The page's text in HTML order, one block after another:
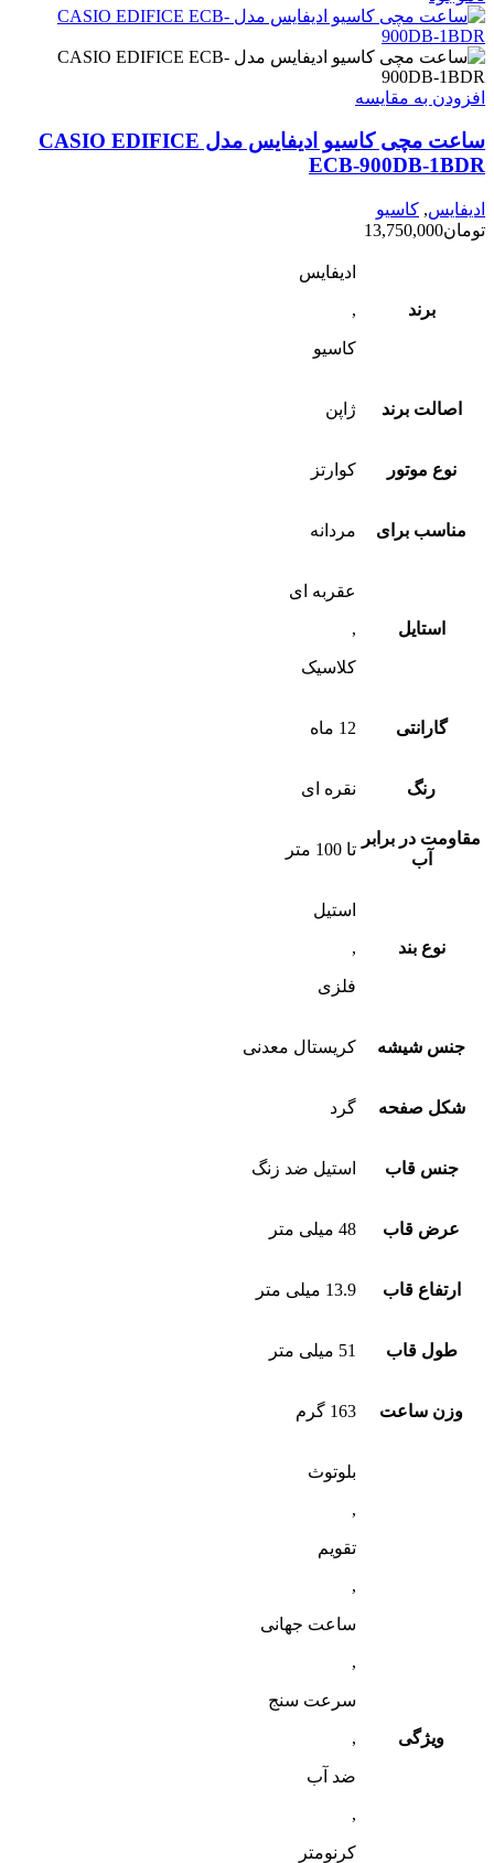
افزودن به مقایسه
ساعت مچی کاسیو ادیفایس مدل CASIO EDIFICE
ECB-900DB-1BDR
ادیفایس, کاسیو
تومان13,750,000
برند
ادیفایس
,
کاسیو
اصالت برند ژاپن
نوع موتور کوارتز
مناسب برای مردانه
استایل
عقربه ای
,
کلاسیک
گارانتی 12 ماه
رنگ نقره ای
مقاومت در برابر
آب
تا 100 متر
نوع بند
استیل
,
فلزی
جنس شیشه کریستال معدنی
شکل صفحه گرد
جنس قاب استیل ضد زنگ
عرض قاب 48 میلی متر
ارتفاع قاب 13.9 میلی متر
طول قاب 51 میلی متر
وزن ساعت 163 گرم
ویژگی
بلوتوث
,
تقویم
,
ساعت جهانی
,
سرعت سنج
,
ضد آب
,
کرنومتر